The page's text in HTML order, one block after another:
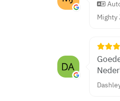
Mighty